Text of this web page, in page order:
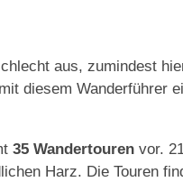
aus, zumindest
diesem Wanderführer
35 Wandertouren vor.
Harz. Die Touren